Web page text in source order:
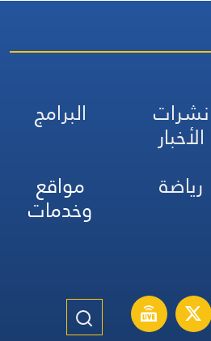
نشرات
الأخبار
البرامج
رياضة مواقع
وخدمات